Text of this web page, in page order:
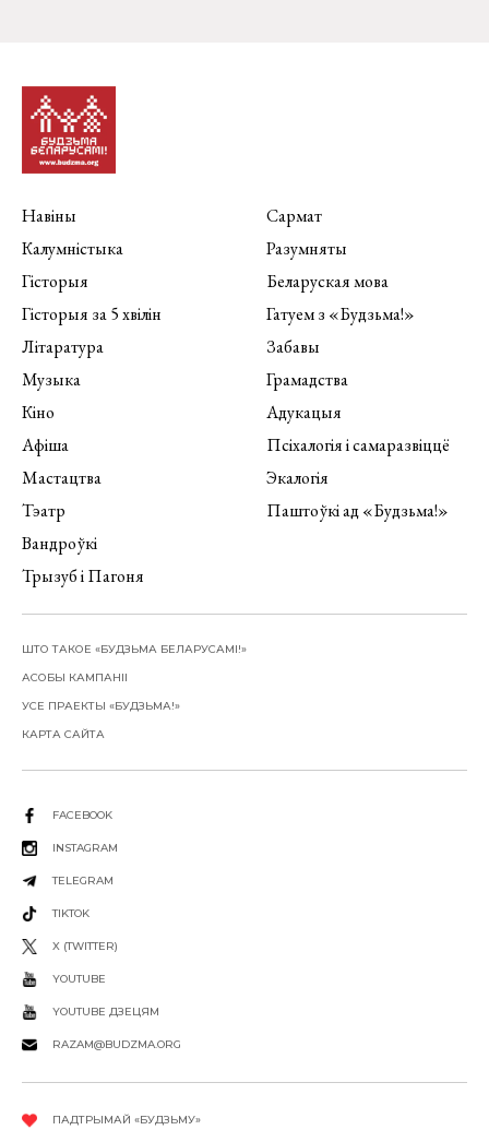
Навіны
Калумністыка
Гісторыя
Гісторыя за 5 хвілін
Літаратура
Музыка
Кіно
Афіша
Мастацтва
Тэатр
Вандроўкі
Трызуб і Пагоня
Сармат
Разумняты
Беларуская мова
Гатуем з «Будзьма!»
Забавы
Грамадства
Адукацыя
Псіхалогія і самаразвіццё
Экалогія
Паштоўкі ад «Будзьма!»
ШТО ТАКОЕ «БУДЗЬМА БЕЛАРУСАМІ!»
АСОБЫ КАМПАНІІ
УСЕ ПРАЕКТЫ «БУДЗЬМА!»
КАРТА САЙТА
FACEBOOK
INSTAGRAM
TELEGRAM
TIKTOK
X (TWITTER)
YOUTUBE
YOUTUBE ДЗЕЦЯМ
RAZAM@BUDZMA.ORG
ПАДТРЫМАЙ «БУДЗЬМУ»